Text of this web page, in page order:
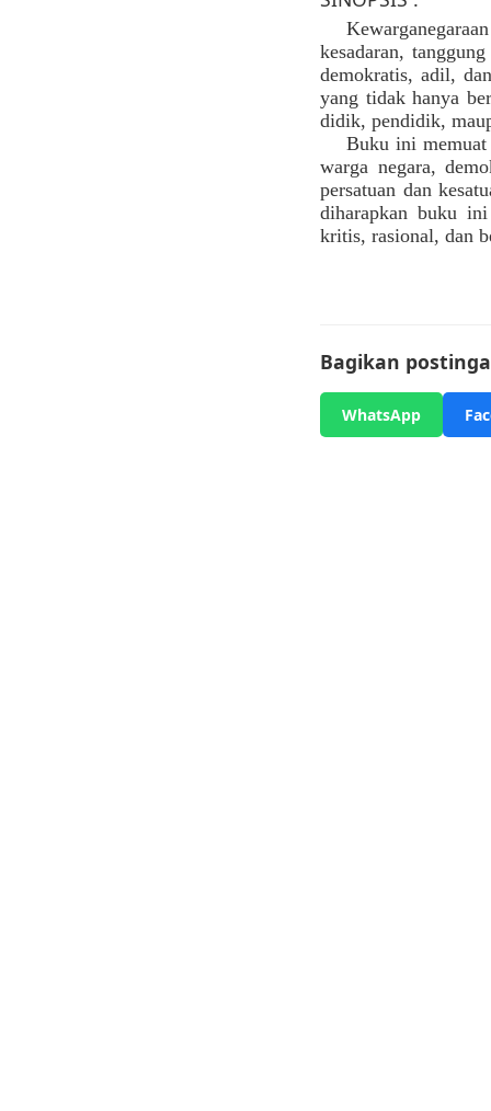
kesadaran,
demokratis, adil,
yang tidak hanya
didik, pendidik,
Buku ini memuat
warga negara,
persatuan dan
diharapkan buku
kritis, rasional, dan
Bagikan
WhatsApp